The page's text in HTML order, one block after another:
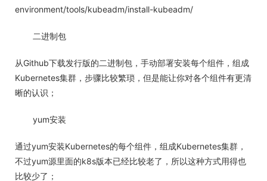
environment/tools/kubeadm/install-kubeadm/
二进制包
从Github下载发行版的二进制包，手动部署安装每个组件，组成
Kubernetes集群，步骤比较繁琐，但是能让你对各个组件有更清
晰的认识；
yum安装
通过yum安装Kubernetes的每个组件，组成Kubernetes集群，
不过yum源里面的k8s版本已经比较老了，所以这种方式用得也
比较少了；